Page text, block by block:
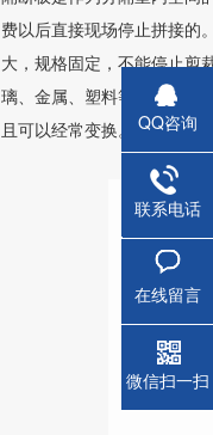
费以后直接现场停止拼接的
大，规格固定，不能停止剪
璃、金属、塑料等硬质资料
且可以经常变换。
QQ咨询
联系电话
蒸压钢
在线留言
微信扫一扫